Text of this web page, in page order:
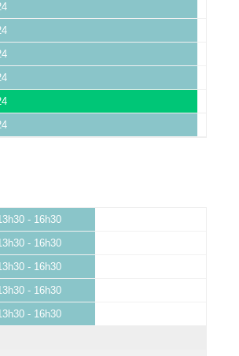
- 16h30
- 16h30
- 16h30
- 16h30
- 16h30